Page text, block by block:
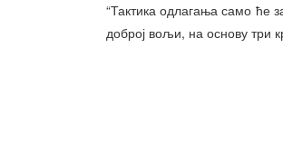
“Тактика одлагања само ће
доброј вољи, на основу три